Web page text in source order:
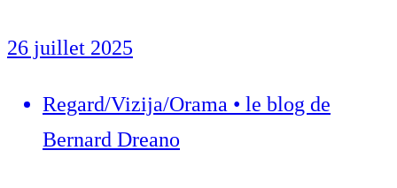
26 juillet 2025
Regard/Vizija/Orama • le blog de
Bernard Dreano